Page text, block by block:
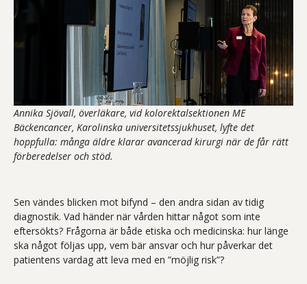
Annika Sjövall, överläkare, vid kolorektalsektionen ME
Bäckencancer, Karolinska universitetssjukhuset, lyfte det
hoppfulla: många äldre klarar avancerad kirurgi när de får rätt
förberedelser och stöd.
Sen vändes blicken mot bifynd – den andra sidan av tidig
diagnostik. Vad händer när vården hittar något som inte
eftersökts? Frågorna är både etiska och medicinska: hur länge
ska något följas upp, vem bär ansvar och hur påverkar det
patientens vardag att leva med en ”möjlig risk”?